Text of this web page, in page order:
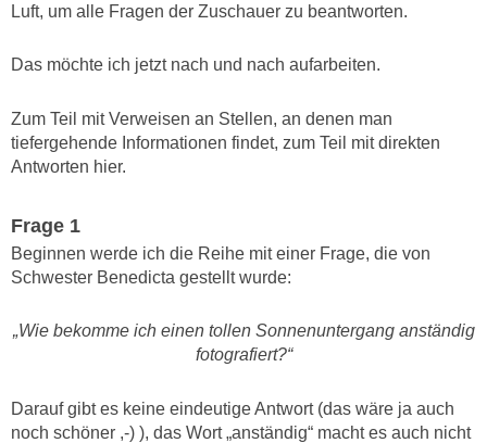
Luft, um alle Fragen der Zuschauer zu beantworten.
Das möchte ich jetzt nach und nach aufarbeiten.
Zum Teil mit Verweisen an Stellen, an denen man
tiefergehende Informationen findet, zum Teil mit direkten
Antworten hier.
Frage 1
Beginnen werde ich die Reihe mit einer Frage, die von
Schwester Benedicta gestellt wurde:
„Wie bekomme ich einen tollen Sonnenuntergang anständig
fotografiert?“
Darauf gibt es keine eindeutige Antwort (das wäre ja auch
noch schöner ,-) ), das Wort „anständig“ macht es auch nicht